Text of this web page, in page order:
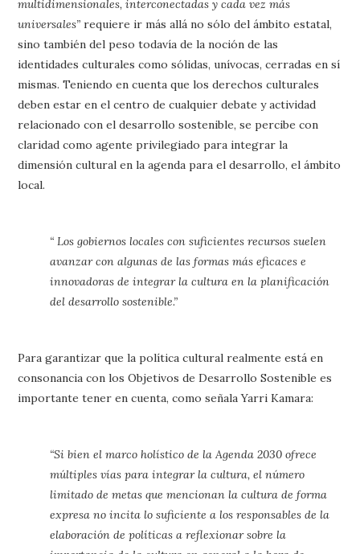
multidimensionales, interconectadas y cada vez más
universales”requiere ir más allá no sólo del ámbito estatal,
sino también del peso todavía de la noción de las
identidades culturales como sólidas, unívocas, cerradas en sí
mismas. Teniendo en cuenta que los derechos culturales
deben estar en el centro de cualquier debate y actividad
relacionado con el desarrollo sostenible, se percibe con
claridad como agente privilegiado para integrar la
dimensión cultural en la agenda para el desarrollo, el ámbito
local.
“ Los gobiernos locales con suficientes recursos suelen
avanzar con algunas de las formas más eficaces e
innovadoras de integrar la cultura en la planificación
del desarrollo sostenible.”
Para garantizar que la política cultural realmente está en
consonancia con los Objetivos de Desarrollo Sostenible es
importante tener en cuenta, como señala Yarri Kamara:
“Si bien el marco holístico de la Agenda 2030 ofrece
múltiples vías para integrar la cultura, el número
limitado de metas que mencionan la cultura de forma
expresa no incita lo suficiente a los responsables de la
elaboración de políticas a reflexionar sobre la